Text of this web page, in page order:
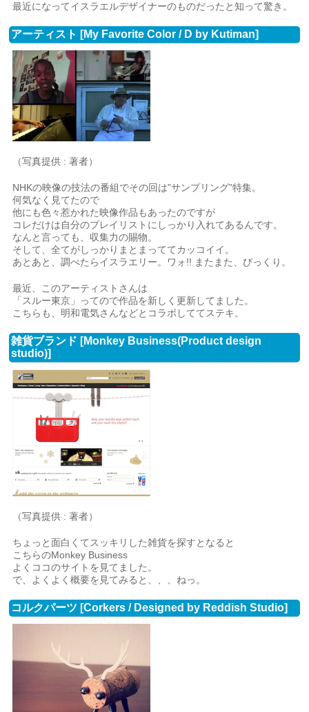
最近になってイスラエルデザイナーのものだったと知って驚き。
アーティスト [My Favorite Color / D by Kutiman]
（写真提供 : 著者）
NHKの映像の技法の番組でその回は”サンプリング”特集。
何気なく見てたので
他にも色々惹かれた映像作品もあったのですが
コレだけは自分のプレイリストにしっかり入れてあるんです。
なんと言っても、収集力の賜物。
そして、全てがしっかりまとまっててカッコイイ。
あとあと、調べたらイスラエリー。ワォ!! またまた、びっくり。
最近、このアーティストさんは
「スルー東京」ってので作品を新しく更新してました。
こちらも、明和電気さんなどとコラボしててステキ。
雑貨ブランド [Monkey Business(Product design
studio)]
（写真提供 : 著者）
ちょっと面白くてスッキリした雑貨を探すとなると
こちらのMonkey Business
よくココのサイトを見てました。
で、よくよく概要を見てみると、、、ねっ。
コルクパーツ [Corkers / Designed by Reddish Studio]